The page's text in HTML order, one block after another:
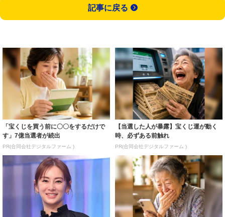
記事に戻る
「宝くじを買う前に〇〇をするだけで
す」7億当選者が続出
PR(合同会社デジタルファーム )
【当選した人が暴露】宝くじ運が動く
時、必ずある前触れ
PR(合同会社デジタルファーム )